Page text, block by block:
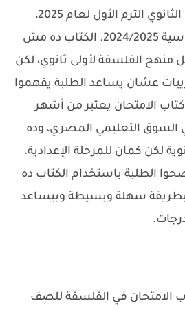
الفلسفة للصف الأول الثانوي الترم الأول لعام 2025،
واللي بيتبع السنة الدراسية 2024/2025. الكتاب ده مش
الفلسفة لأولى ثانوي، لكن
عشان يساعد الطلبة يفهموا
الامتحان يعتبر من أشهر
السوق التعليمي المصري، وده
لكن كمان للمرحلة الإعدادية.
الطلبة باستخدام الكتاب ده
بطريقة سهلة وبسيطة وبيساعد
الامتحان في الفلسفة للصف